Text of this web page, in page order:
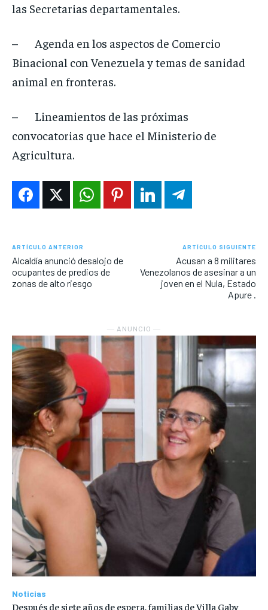
las Secretarias departamentales.
– Agenda en los aspectos de Comercio
Binacional con Venezuela y temas de sanidad
animal en fronteras.
– Lineamientos de las próximas
convocatorias que hace el Ministerio de
Agricultura.
ARTÍCULO ANTERIOR
Alcaldía anunció desalojo de
ocupantes de predios de
zonas de alto riesgo
ARTÍCULO SIGUIENTE
Acusan a 8 militares
Venezolanos de asesinar a un
joven en el Nula, Estado
Apure .
― ANUNCIO ―
Noticias
Después de siete años de espera, familias de Villa Gaby